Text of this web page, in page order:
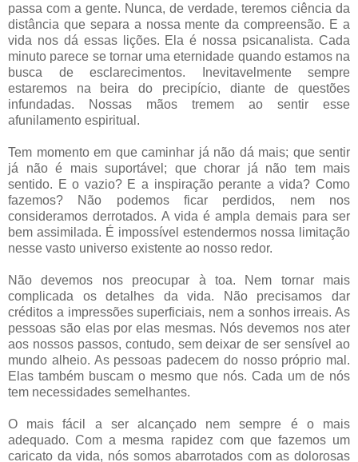
passa com a gente. Nunca, de verdade, teremos ciência da
distância que separa a nossa mente da compreensão. E a
vida nos dá essas lições. Ela é nossa psicanalista. Cada
minuto parece se tornar uma eternidade quando estamos na
busca de esclarecimentos. Inevitavelmente sempre
estaremos na beira do precipício, diante de questões
infundadas. Nossas mãos tremem ao sentir esse
afunilamento espiritual.
Tem momento em que caminhar já não dá mais; que sentir
já não é mais suportável; que chorar já não tem mais
sentido. E o vazio? E a inspiração perante a vida? Como
fazemos? Não podemos ficar perdidos, nem nos
consideramos derrotados. A vida é ampla demais para ser
bem assimilada. É impossível estendermos nossa limitação
nesse vasto universo existente ao nosso redor.
Não devemos nos preocupar à toa. Nem tornar mais
complicada os detalhes da vida. Não precisamos dar
créditos a impressões superficiais, nem a sonhos irreais. As
pessoas são elas por elas mesmas. Nós devemos nos ater
aos nossos passos, contudo, sem deixar de ser sensível ao
mundo alheio. As pessoas padecem do nosso próprio mal.
Elas também buscam o mesmo que nós. Cada um de nós
tem necessidades semelhantes.
O mais fácil a ser alcançado nem sempre é o mais
adequado. Com a mesma rapidez com que fazemos um
caricato da vida, nós somos abarrotados com as dolorosas